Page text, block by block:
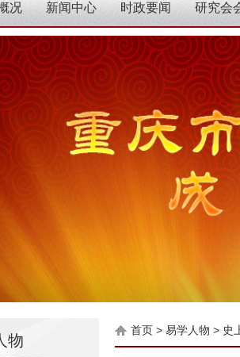
况 新闻中心 时政要闻 研究会
物
首页 > 易学人物 > 史